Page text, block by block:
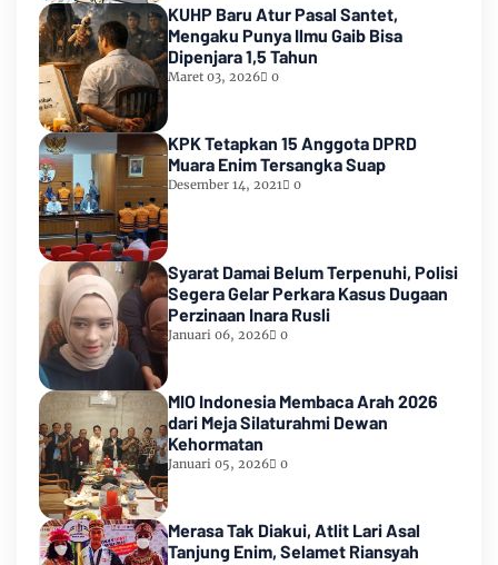
KUHP Baru Atur Pasal Santet,
Mengaku Punya Ilmu Gaib Bisa
Dipenjara 1,5 Tahun
Maret 03, 2026 0
KPK Tetapkan 15 Anggota DPRD
Muara Enim Tersangka Suap
Desember 14, 2021 0
Syarat Damai Belum Terpenuhi, Polisi
Segera Gelar Perkara Kasus Dugaan
Perzinaan Inara Rusli
Januari 06, 2026 0
MIO Indonesia Membaca Arah 2026
dari Meja Silaturahmi Dewan
Kehormatan
Januari 05, 2026 0
Merasa Tak Diakui, Atlit Lari Asal
Tanjung Enim, Selamet Riansyah